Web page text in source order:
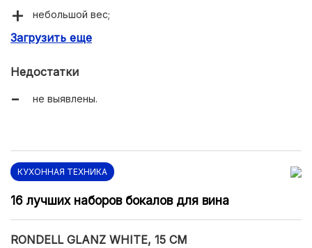
небольшой вес;
низкая цена.
Загрузить еще
Недостатки
не выявлены.
КУХОННАЯ ТЕХНИКА
16 лучших наборов бокалов для вина
RONDELL GLANZ WHITE, 15 СМ